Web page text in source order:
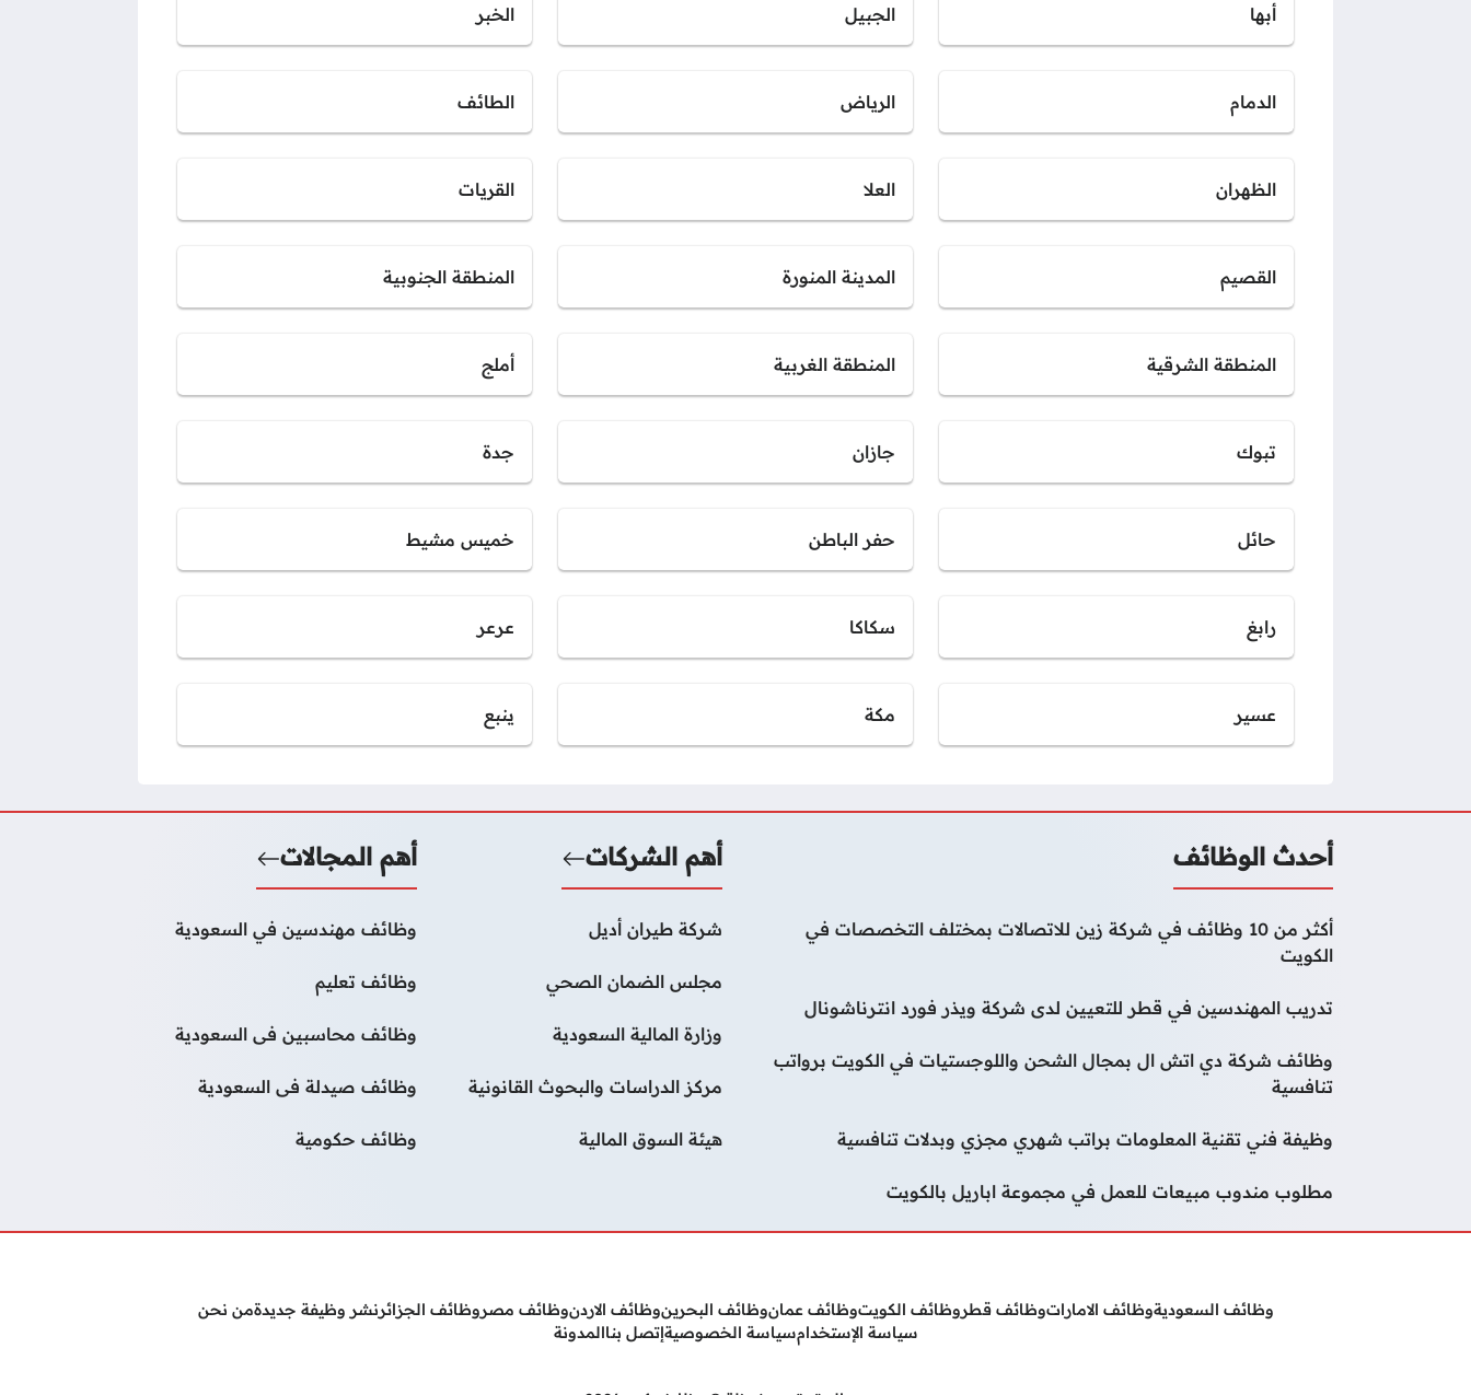
أبها الجبيل الخبر
الدمام الرياض الطائف
الظهران العلا القريات
القصيم المدينة المنورة المنطقة الجنوبية
المنطقة الشرقية المنطقة الغربية أملج
تبوك جازان جدة
حائل حفر الباطن خميس مشيط
رابغ سكاكا عرعر
عسير مكة ينبع
أحدث الوظائف
أكثر من 10 وظائف في شركة زين للاتصالات بمختلف التخصصات في
الكويت
تدريب المهندسين في قطر للتعيين لدى شركة ويذر فورد انترناشونال
وظائف شركة دي اتش ال بمجال الشحن واللوجستيات في الكويت برواتب
تنافسية
وظيفة فني تقنية المعلومات براتب شهري مجزي وبدلات تنافسية
مطلوب مندوب مبيعات للعمل في مجموعة اباريل بالكويت
أهم الشركات
شركة طيران أديل
مجلس الضمان الصحي
وزارة المالية السعودية
مركز الدراسات والبحوث القانونية
هيئة السوق المالية
أهم المجالات
وظائف مهندسين في السعودية
وظائف تعليم
وظائف محاسبين فى السعودية
وظائف صيدلة فى السعودية
وظائف حكومية
وظائف السعوديةوظائف الاماراتوظائف قطروظائف الكويتوظائف عمانوظائف البحرينوظائف الاردنوظائف مصروظائف الجزائرنشر وظيفة جديدةمن نحن
سياسة الإستخدامسياسة الخصوصيةإتصل بناالمدونة